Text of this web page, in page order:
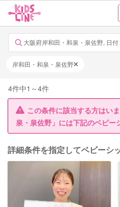
大阪府岸和田・和泉・泉佐野, 日
岸和田・和泉・泉佐野
4件中1 ～4件
この条件に該当する方はい
泉・泉佐野」には下記のベビー
詳細条件を指定してベビーシ